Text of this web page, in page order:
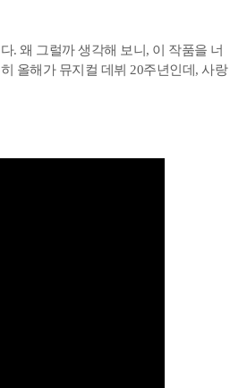
. 왜 그럴까 생각해 보니, 이 작품을 너
올해가 뮤지컬 데뷔 20주년인데, 사랑